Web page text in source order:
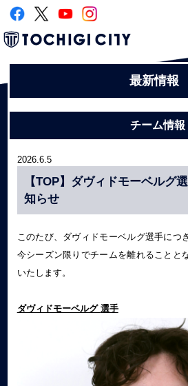
最新情報
チーム情報
2026.6.5
【TOP】ダヴィドモーベルグ
知らせ
このたび、ダヴィドモーベルグ選手につ
今シーズン限りでチームを離れることと
いたします。
ダヴィドモーベルグ 選手